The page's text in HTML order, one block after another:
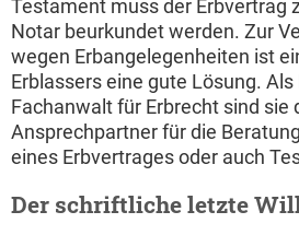
Testament muss der Erbvertrag
Notar beurkundet werden. Zur
wegen Erbangelegenheiten ist
Erblassers eine gute Lösung.
Fachanwalt für Erbrecht sind sie
Ansprechpartner für die
eines Erbvertrages oder auch
Der schriftliche letzte